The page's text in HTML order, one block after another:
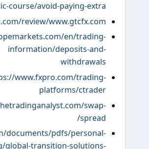
basic-course/avoid-paying-
review/
www.scopemarkets.com/en/
information/deposits-
https://www.fxpro.com/
platforms/
https://thetradinganalyst.com/
dam/en/documents/pdfs/
banking/global-transition-